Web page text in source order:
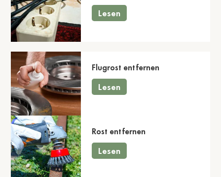
Lesen
Flugrost entfernen
Lesen
Rost entfernen
Lesen